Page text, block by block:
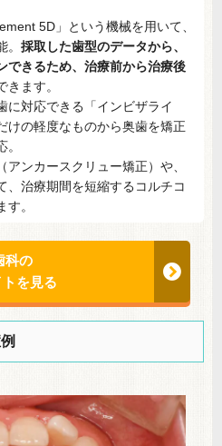
5D」という機械を用いて、
採取した歯型のデータから、
できるため、治療前から治療後
きます。
に対応できる「インビザライ
けの軽度なものから奥歯を矯正
ンカースクリュー矯正）や、
、治療期間を短縮するコルチコ
。
科の
を見る